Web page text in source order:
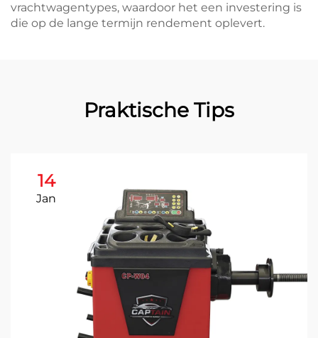
vrachtwagentypes, waardoor het een investering is
die op de lange termijn rendement oplevert.
Praktische Tips
14
Jan